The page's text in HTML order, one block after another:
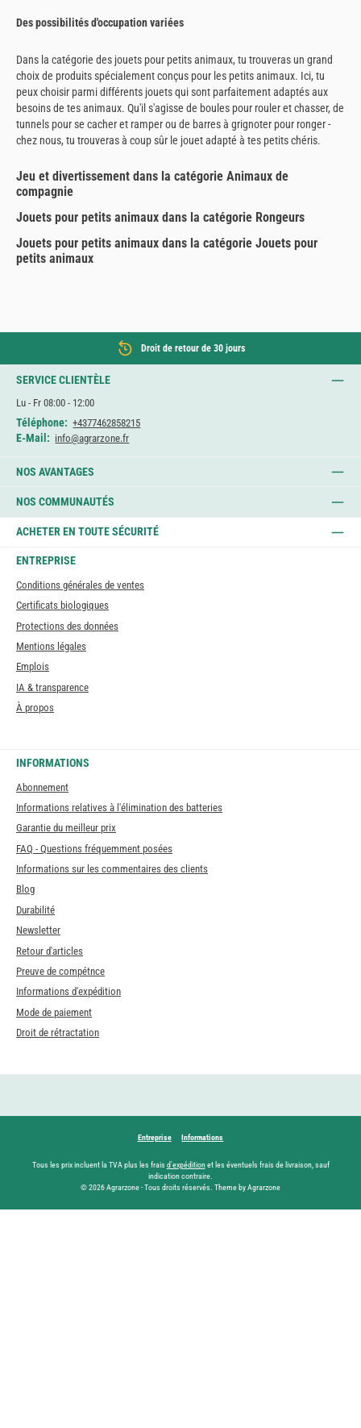
Des possibilités d'occupation variées
Dans la catégorie des jouets pour petits animaux, tu trouveras un grand
choix de produits spécialement conçus pour les petits animaux. Ici, tu
peux choisir parmi différents jouets qui sont parfaitement adaptés aux
besoins de tes animaux. Qu'il s'agisse de boules pour rouler et chasser, de
tunnels pour se cacher et ramper ou de barres à grignoter pour ronger -
chez nous, tu trouveras à coup sûr le jouet adapté à tes petits chéris.
Jeu et divertissement dans la catégorie Animaux de
compagnie
Jouets pour petits animaux dans la catégorie Rongeurs
Jouets pour petits animaux dans la catégorie Jouets pour
petits animaux
Droit de retour de 30 jours
SERVICE CLIENTÈLE
Lu - Fr 08:00 - 12:00
Téléphone: +4377462858215
E-Mail: info@agrarzone.fr
NOS AVANTAGES
NOS COMMUNAUTÉS
ACHETER EN TOUTE SÉCURITÉ
ENTREPRISE
Conditions générales de ventes
Certificats biologiques
Protections des données
Mentions légales
Emplois
IA & transparence
À propos
INFORMATIONS
Abonnement
Informations relatives à l'élimination des batteries
Garantie du meilleur prix
FAQ - Questions fréquemment posées
Informations sur les commentaires des clients
Blog
Durabilité
Newsletter
Retour d'articles
Preuve de compétnce
Informations d'expédition
Mode de paiement
Droit de rétractation
Entreprise Informations
Tous les prix incluent la TVA plus les frais d'expéditionet les éventuels frais de livraison, sauf
indication contraire.
© 2026 Agrarzone - Tous droits réservés. Theme by Agrarzone